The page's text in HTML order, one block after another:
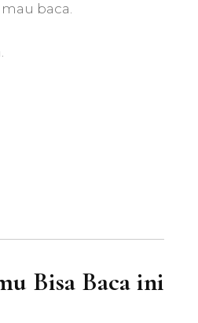
baca.
Bisa Baca ini